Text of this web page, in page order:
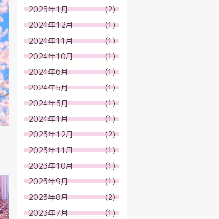
2025年1月
(2)
2024年12月
(1)
2024年11月
(1)
2024年10月
(1)
2024年6月
(1)
2024年5月
(1)
2024年3月
(1)
2024年1月
(1)
2023年12月
(2)
2023年11月
(1)
2023年10月
(1)
2023年9月
(1)
2023年8月
(2)
2023年7月
(1)